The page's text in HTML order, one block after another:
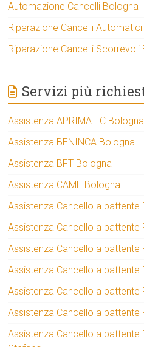
Automazione Cancelli Bologna
Riparazione Cancelli
Riparazione Cancelli Scorrevoli
Servizi più
Assistenza APRIMATIC Bologna
Assistenza BENINCA Bologna
Assistenza BFT Bologna
Assistenza CAME Bologna
Assistenza Cancello a battente
Assistenza Cancello a battente
Assistenza Cancello a battente
Assistenza Cancello a battente
Assistenza Cancello a battente
Assistenza Cancello a battente
Assistenza Cancello a battente